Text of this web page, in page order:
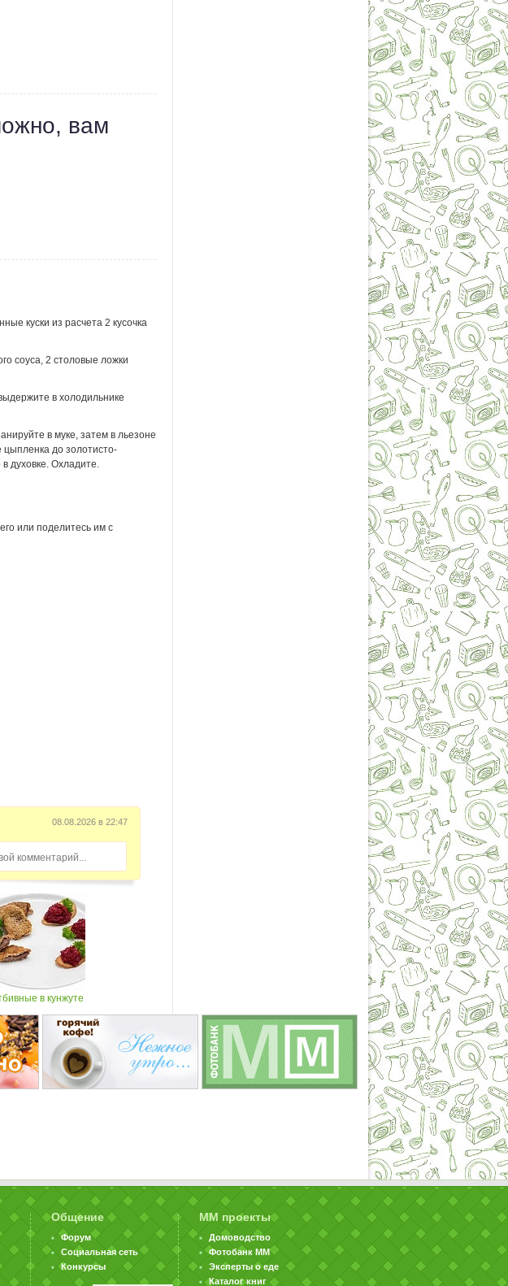
вам
куски из расчета 2 кусочка
соуса, 2 столовые ложки
в холодильнике
в муке, затем в льезоне
цыпленка до золотисто-
духовке. Охладите.
или поделитесь им с
08.08.2026 в 22:47
комментарий...
в кунжуте
Общение
Форум
Социальная сеть
Конкурсы
ММ проекты
Домоводство
Фотобанк ММ
Эксперты о еде
Каталог книг